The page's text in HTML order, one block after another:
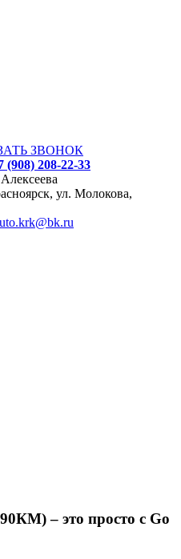
ЗВОНОК
(908) 208-22-33
ул. Молокова,
– это просто с Go